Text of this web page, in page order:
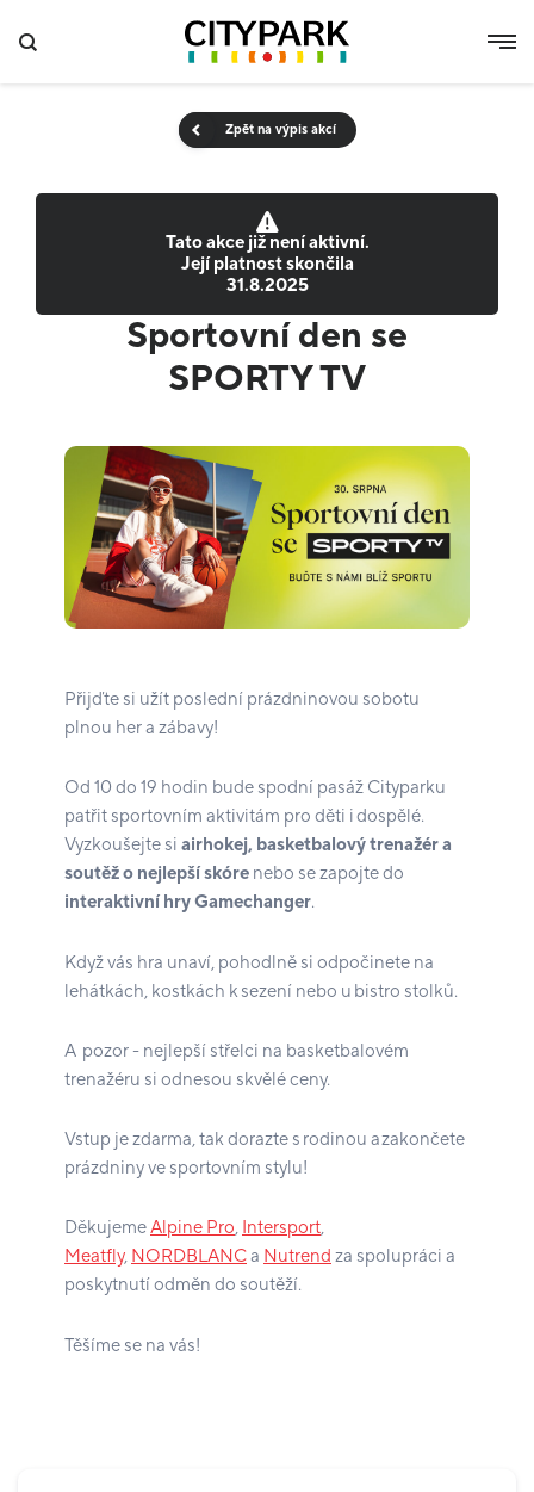
Zpět na výpis akcí
Tato akce již není aktivní.
Její platnost skončila
31.8.2025
Sportovní den se
SPORTY TV
Přijďte si užít poslední prázdninovou sobotu
plnou her a zábavy!
Od 10 do 19 hodin bude spodní pasáž Cityparku
patřit sportovním aktivitám pro děti i dospělé.
Vyzkoušejte si airhokej, basketbalový trenažér a
soutěž o nejlepší skóre nebo se zapojte do
interaktivní hry Gamechanger.
Když vás hra unaví, pohodlně si odpočinete na
lehátkách, kostkách k sezení nebo u bistro stolků.
A pozor - nejlepší střelci na basketbalovém
trenažéru si odnesou skvělé ceny.
Vstup je zdarma, tak dorazte s rodinou a zakončete
prázdniny ve sportovním stylu!
DěkujemeAlpine Pro, Intersport,
Meatfly, NORDBLANCa Nutrend za spolupráci a
poskytnutí odměn do soutěží.
Těšíme se na vás!